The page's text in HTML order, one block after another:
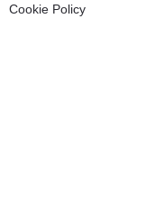
Cookie Policy